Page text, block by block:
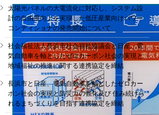
太陽光パネルの大電流化に対応し、システム設
計の自由度向上を実現した低圧産業向けパワー
コンディショナの発売開始について
社会福祉法人長浜市社会福祉協議会と日産、電
気自動車を軸としたゼロカーボン社会の実現と
地域福祉の推進に関する連携協定を締結
長浜市と日産、電気自動車を軸としたゼロカー
ボン社会の実現と防災力の強化及び 住み続けら
れるまちづくりを目指す連携協定を締結